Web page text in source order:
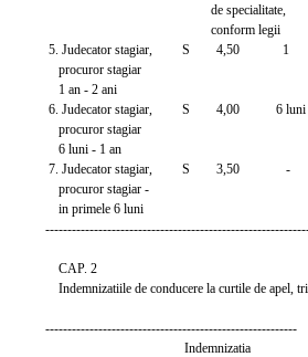
de specialitate,
conform legii
5. Judecator stagiar, S 4,50 1
procuror stagiar
1 an - 2 ani
6. Judecator stagiar, S 4,00 6 luni
procuror stagiar
6 luni - 1 an
7. Judecator stagiar, S 3,50 -
procuror stagiar -
in primele 6 luni
CAP. 2
Indemnizatiile de conducere la curtile de apel,
---------------------------------------------------------
Indemnizatia